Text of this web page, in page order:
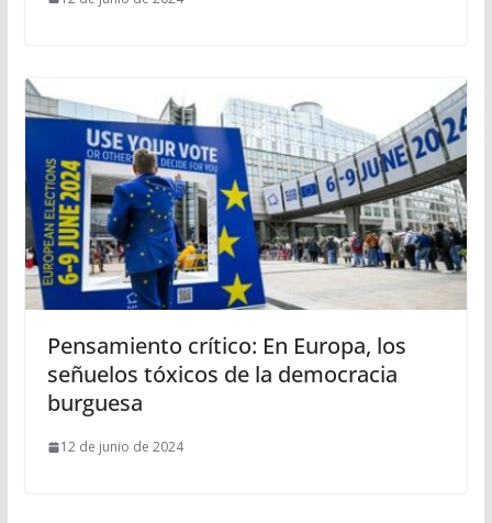
Pensamiento crítico: En Europa, los
señuelos tóxicos de la democracia
burguesa
12 de junio de 2024